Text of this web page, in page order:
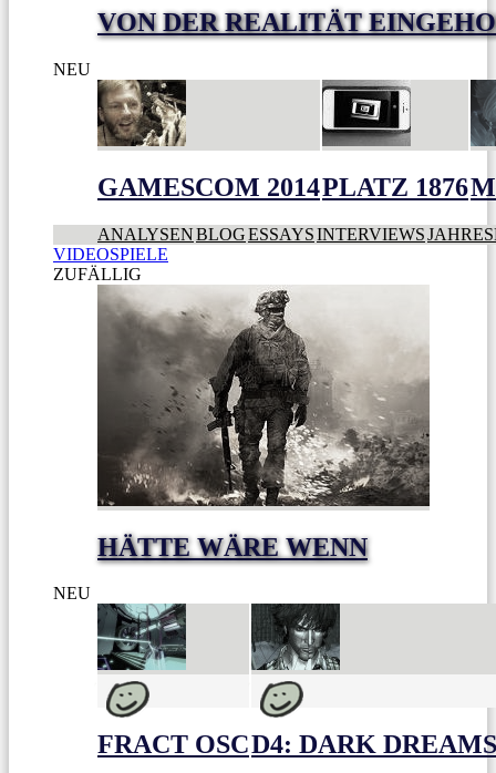
VON DER REALITÄT
NEU
GAMESCOM 2014PLATZ 1876
ANALYSENBLOGESSAYSINTERVIEWS
VIDEOSPIELE
ZUFÄLLIG
HÄTTE WÄRE WENN
NEU
FRACT OSCD4: DARK